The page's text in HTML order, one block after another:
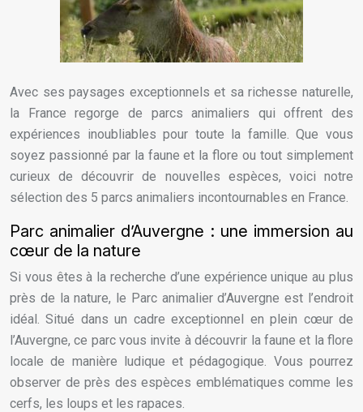
Avec ses paysages exceptionnels et sa richesse naturelle,
la France regorge de parcs animaliers qui offrent des
expériences inoubliables pour toute la famille. Que vous
soyez passionné par la faune et la flore ou tout simplement
curieux de découvrir de nouvelles espèces, voici notre
sélection des 5 parcs animaliers incontournables en France.
Parc animalier d’Auvergne : une immersion au
cœur de la nature
Si vous êtes à la recherche d’une expérience unique au plus
près de la nature, le Parc animalier d’Auvergne est l’endroit
idéal. Situé dans un cadre exceptionnel en plein cœur de
l’Auvergne, ce parc vous invite à découvrir la faune et la flore
locale de manière ludique et pédagogique. Vous pourrez
observer de près des espèces emblématiques comme les
cerfs, les loups et les rapaces.